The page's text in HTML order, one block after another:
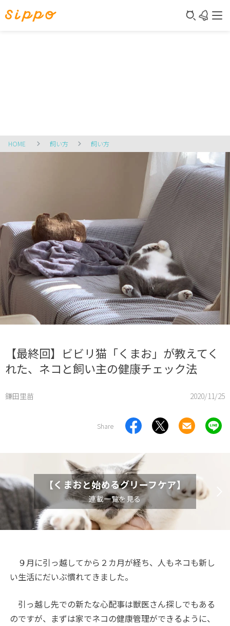
HOME 飼い方 飼い方
【最終回】ビビリ猫「くまお」が教えてく
れた、ネコと飼い主の健康チェック法
鎌田里苗 2020/11/25
Share
【くまおと始めるグリーフケア】
連載一覧を見る
９月に引っ越してから２カ月が経ち、人もネコも新し
い生活にだいぶ慣れてきました。
引っ越し先での新たな心配事は獣医さん探しでもある
のですが、まずは家でネコの健康管理ができるように、